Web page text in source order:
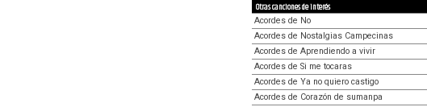
Otras canciones de interés
Acordes de No
Acordes de Nostalgias Campecinas
Acordes de Aprendiendo a vivir
Acordes de Si me tocaras
Acordes de Ya no quiero castigo
Acordes de Corazón de sumanpa